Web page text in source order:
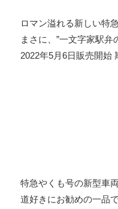
ロマン溢れる新しい特
まさに、”一文字家駅
2022年5月6日販売開始
特急やくも号の新型車
道好きにお勧めの一品で